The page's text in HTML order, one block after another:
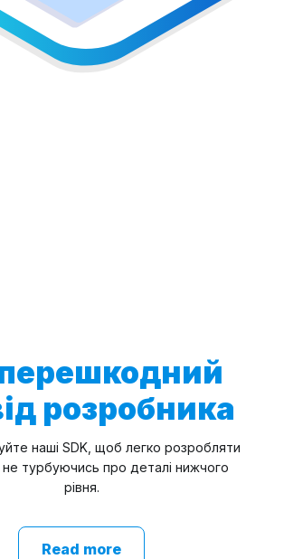
розробника
наші SDK, щоб легко розробляти
турбуючись про деталі нижчого
рівня.
Read more